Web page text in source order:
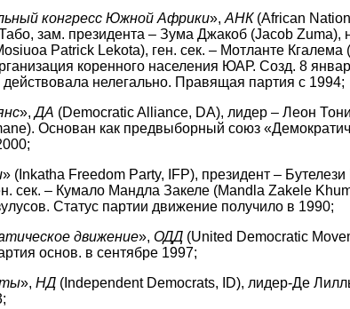
конгресс Южной Африки», АНК (African
зам. президента – Зума Джакоб (Jacob Zuma),
Patrick Lekota), ген. сек. – Мотланте Кгалема
коренного населения ЮАР. Созд. 8
нелегально. Правящая партия с 1994;
»,ДА (Democratic Alliance, DA), лидер – Леон
Основан как предвыборный союз
» (Inkatha Freedom Party, IFP), президент –
сек. – Кумало Мандла Закеле (Mandla Zakele
Статус партии движение получило в 1990;
движение», ОДД (United Democratic
основ. в сентябре 1997;
», НД (Independent Democrats, ID), лидер-Де